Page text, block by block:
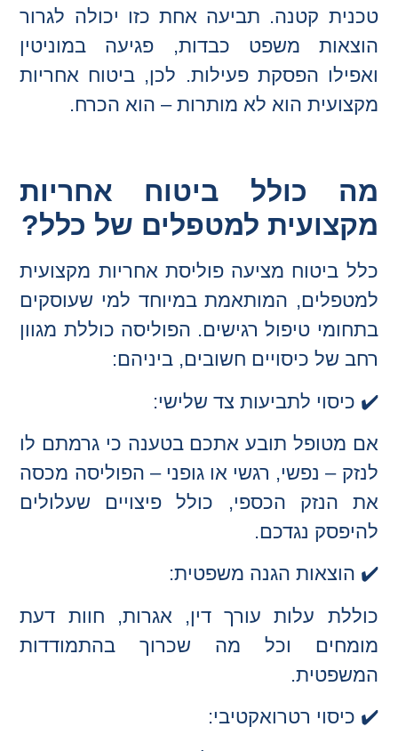
טכנית קטנה. תביעה אחת כזו יכולה לגרור
הוצאות משפט כבדות, פגיעה במוניטין
ואפילו הפסקת פעילות. לכן, ביטוח אחריות
מקצועית הוא לא מותרות – הוא הכרח.
מה כולל ביטוח אחריות
מקצועית למטפלים של כלל?
כלל ביטוח מציעה פוליסת אחריות מקצועית
למטפלים, המותאמת במיוחד למי שעוסקים
בתחומי טיפול רגישים. הפוליסה כוללת מגוון
רחב של כיסויים חשובים, ביניהם:
✔️ כיסוי לתביעות צד שלישי:
אם מטופל תובע אתכם בטענה כי גרמתם לו
לנזק – נפשי, רגשי או גופני – הפוליסה מכסה
את הנזק הכספי, כולל פיצויים שעלולים
להיפסק נגדכם.
✔️ הוצאות הגנה משפטית:
כוללת עלות עורך דין, אגרות, חוות דעת
מומחים וכל מה שכרוך בהתמודדות
המשפטית.
✔️ כיסוי רטרואקטיבי: